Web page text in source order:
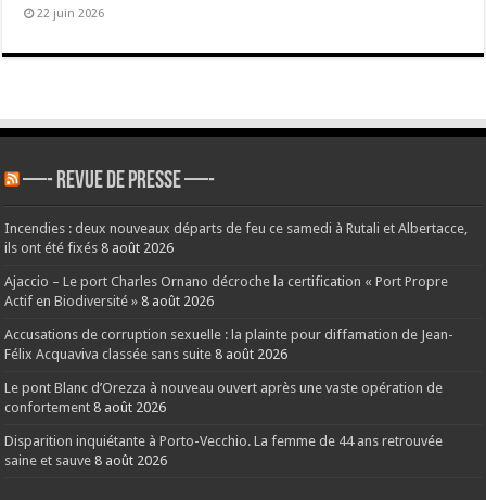
22 juin 2026
—- REVUE DE PRESSE —-
Incendies : deux nouveaux départs de feu ce samedi à Rutali et Albertacce,
ils ont été fixés 8 août 2026
Ajaccio – Le port Charles Ornano décroche la certification « Port Propre
Actif en Biodiversité » 8 août 2026
Accusations de corruption sexuelle : la plainte pour diffamation de Jean-
Félix Acquaviva classée sans suite 8 août 2026
Le pont Blanc d’Orezza à nouveau ouvert après une vaste opération de
confortement 8 août 2026
Disparition inquiétante à Porto-Vecchio. La femme de 44 ans retrouvée
saine et sauve 8 août 2026